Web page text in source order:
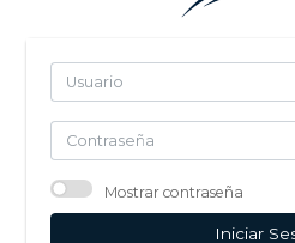
Mostrar contraseña